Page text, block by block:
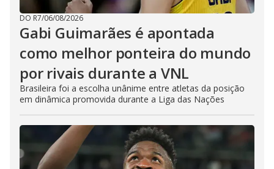
DO R7/06/08/2026
Gabi Guimarães é apontada
como melhor ponteira do mundo
por rivais durante a VNL
Brasileira foi a escolha unânime entre atletas da posição
em dinâmica promovida durante a Liga das Nações